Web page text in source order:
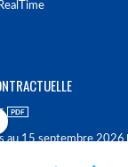
au 15 septembre 2026